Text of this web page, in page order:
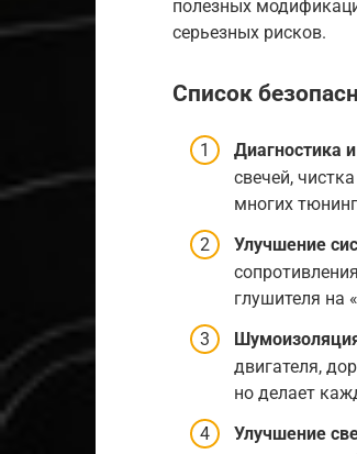
полезных
серьезных рисков.
Список
Диагностика
свечей,
многих
Улучшение
глушителя на
двигателя,
но делает
Улучшение